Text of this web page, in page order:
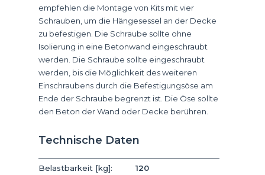
empfehlen die Montage von Kits mit vier
Schrauben, um die Hängesessel an der Decke
zu befestigen. Die Schraube sollte ohne
Isolierung in eine Betonwand eingeschraubt
werden. Die Schraube sollte eingeschraubt
werden, bis die Möglichkeit des weiteren
Einschraubens durch die Befestigungsöse am
Ende der Schraube begrenzt ist. Die Öse sollte
den Beton der Wand oder Decke berühren.
Technische Daten
Belastbarkeit [kg]:
120